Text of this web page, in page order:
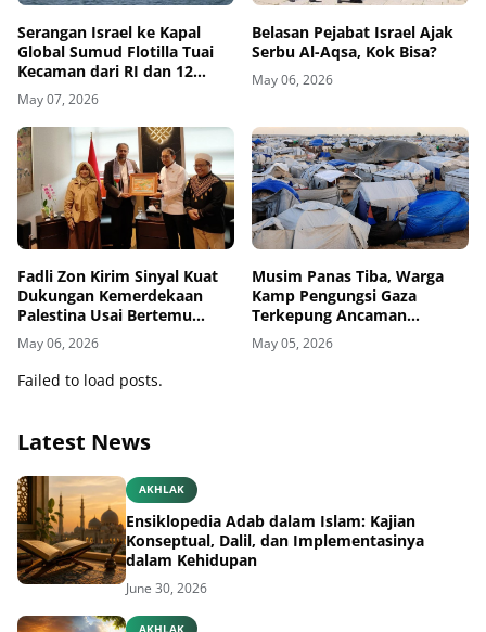
Serangan Israel ke Kapal
Global Sumud Flotilla Tuai
Kecaman dari RI dan 12
Negara
May 07, 2026
Belasan Pejabat Israel Ajak
Serbu Al-Aqsa, Kok Bisa?
May 06, 2026
Fadli Zon Kirim Sinyal Kuat
Dukungan Kemerdekaan
Palestina Usai Bertemu
Delegasi di Kemenbud
May 06, 2026
Musim Panas Tiba, Warga
Kamp Pengungsi Gaza
Terkepung Ancaman
Penyakit Kulit
May 05, 2026
Failed to load posts.
Latest News
AKHLAK
Ensiklopedia Adab dalam Islam: Kajian
Konseptual, Dalil, dan Implementasinya
dalam Kehidupan
June 30, 2026
AKHLAK